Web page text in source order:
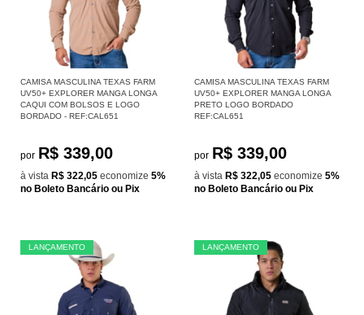
CAMISA MASCULINA TEXAS FARM
UV50+ EXPLORER MANGA LONGA
CAQUI COM BOLSOS E LOGO
BORDADO - REF:CAL651
por R$ 339,00
à vista R$ 322,05 economize 5%
no Boleto Bancário ou Pix
CAMISA MASCULINA TEXAS FARM
UV50+ EXPLORER MANGA LONGA
PRETO LOGO BORDADO
REF:CAL651
por R$ 339,00
à vista R$ 322,05 economize 5%
no Boleto Bancário ou Pix
LANÇAMENTO LANÇAMENTO